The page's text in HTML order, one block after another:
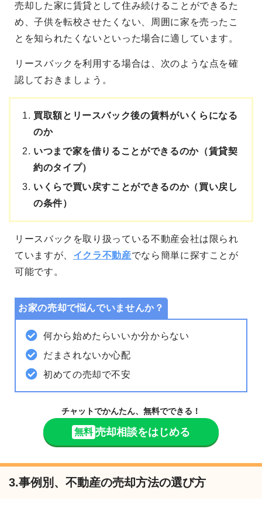
売却した家に賃貸として住み続けることができるた
め、子供を転校させたくない、周囲に家を売ったこ
とを知られたくないといった場合に適しています。
リースバックを利用する場合は、次のような点を確
認しておきましょう。
買取額とリースバック後の賃料がいくらになる
のか
いつまで家を借りることができるのか（賃貸契
約のタイプ）
いくらで買い戻すことができるのか（買い戻し
の条件）
リースバックを取り扱っている不動産会社は限られ
ていますが、 イクラ不動産でなら簡単に探すことが
可能です。
お家の売却で悩んでいませんか？
何から始めたらいいか分からない
だまされないか心配
初めての売却で不安
チャットでかんたん、無料でできる！
無料 売却相談をはじめる
3.事例別、不動産の売却方法の選び方